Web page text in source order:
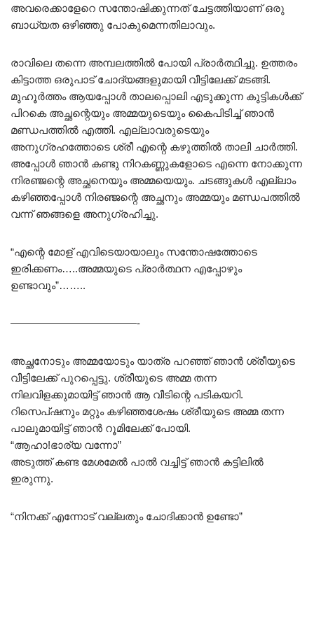
അവരെക്കാളേറെ സന്തോഷിക്കുന്നത് ചേട്ടത്തിയാണ് ഒരു
ബാധ്യത ഒഴിഞ്ഞു പോകുമെന്നതിലാവും.
രാവിലെ തന്നെ അമ്പലത്തിൽ പോയി പ്രാർത്ഥിച്ചു. ഉത്തരം
കിട്ടാത്ത ഒരുപാട് ചോദ്യങ്ങളുമായി വീട്ടിലേക്ക് മടങ്ങി.
മുഹൂർത്തം ആയപ്പോൾ താലപ്പൊലി എടുക്കുന്ന കുട്ടികൾക്ക്
പിറകെ അച്ഛന്റെയും അമ്മയുടെയും കൈപിടിച്ച് ഞാൻ
മണ്ഡപത്തിൽ എത്തി. എല്ലാവരുടെയും
അനുഗ്രഹത്തോടെ ശ്രീ എന്റെ കഴുത്തിൽ താലി ചാർത്തി.
അപ്പോൾ ഞാൻ കണ്ടു നിറകണ്ണുകളോടെ എന്നെ നോക്കുന്ന
നിരഞ്ജന്റെ അച്ഛനെയും അമ്മയെയും. ചടങ്ങുകൾ എല്ലാം
കഴിഞ്ഞപ്പോൾ നിരഞ്ജന്റെ അച്ഛനും അമ്മയും മണ്ഡപത്തിൽ
വന്ന് ഞങ്ങളെ അനുഗ്രഹിച്ചു.
“എന്റെ മോള് എവിടെയായാലും സന്തോഷത്തോടെ
ഇരിക്കണം…..അമ്മയുടെ പ്രാർത്ഥന എപ്പോഴും
ഉണ്ടാവും”……..
————————————-
അച്ഛനോടും അമ്മയോടും യാത്ര പറഞ്ഞ് ഞാൻ ശ്രീയുടെ
വീട്ടിലേക്ക് പുറപ്പെട്ടു. ശ്രീയുടെ അമ്മ തന്ന
നിലവിളക്കുമായിട്ട് ഞാൻ ആ വീടിന്റെ പടികയറി.
റിസെപ്ഷനും മറ്റും കഴിഞ്ഞശേഷം ശ്രീയുടെ അമ്മ തന്ന
പാലുമായിട്ട് ഞാൻ റൂമിലേക്ക് പോയി.
“ആഹാ!ഭാര്യ വന്നോ”
അടുത്ത് കണ്ട മേശമേൽ പാൽ വച്ചിട്ട് ഞാൻ കട്ടിലിൽ
ഇരുന്നു.
“നിനക്ക് എന്നോട് വല്ലതും ചോദിക്കാൻ ഉണ്ടോ”